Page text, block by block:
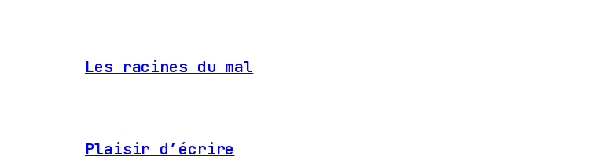
Les racines du mal
Plaisir d’écrire